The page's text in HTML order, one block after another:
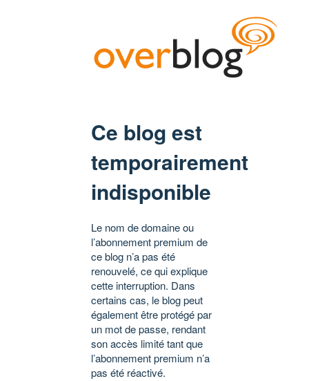
Ce blog est
temporairement
indisponible
Le nom de domaine ou
l’abonnement premium de
ce blog n’a pas été
renouvelé, ce qui explique
cette interruption. Dans
certains cas, le blog peut
également être protégé par
un mot de passe, rendant
son accès limité tant que
l’abonnement premium n’a
pas été réactivé.